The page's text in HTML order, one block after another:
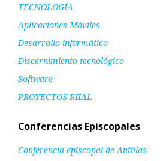
TECNOLOGÍA
Aplicaciones Móviles
Desarrollo informático
Discernimiento tecnológico
Software
PROYECTOS RIIAL
Conferencias Episcopales
Conferencia episcopal de Antillas